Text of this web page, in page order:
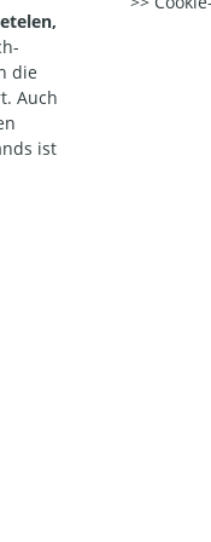
die
Auch
ist